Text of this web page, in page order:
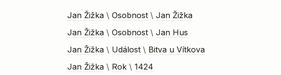
Jan Žižka \ Osobnost \ Jan Žižka
Jan Žižka \ Osobnost \ Jan Hus
Jan Žižka \ Událost \ Bitva u Vítkova
Jan Žižka \ Rok \ 1424